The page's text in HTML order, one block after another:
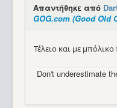
Απαντήθηκε από
GOG.com (Good Old
Τέλειο και με
Don't underestimate